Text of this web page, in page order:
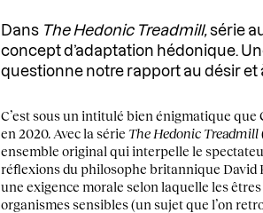
Dans The Hedonic Treadmill,série
concept d’adaptation hédonique.
questionne notre rapport au désir et
C’est sous un intitulé bien énigmatique
en 2020. Avec la série The Hedonic Treadmill
ensemble original qui interpelle le
réflexions du philosophe britannique David
une exigence morale selon laquelle les
organismes sensibles (un sujet que l’on